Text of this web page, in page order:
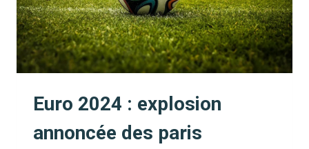
Euro 2024 : explosion
annoncée des paris